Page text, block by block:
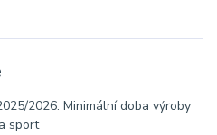
2026. Minimální doba výroby
sport